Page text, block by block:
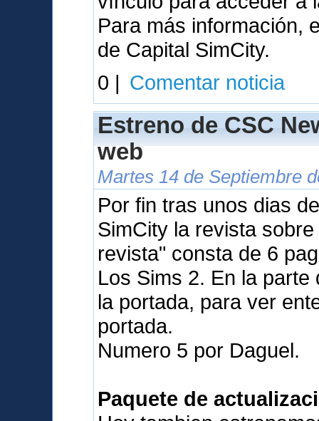
Para más información,
de Capital SimCity.
0 | Comentar noticia
Estreno de CSC
web
Martes 14 de Septiembre
Por fin tras unos dias
SimCity la revista
revista" consta de 6
Los Sims 2. En la
la portada, para ver
portada.
Numero 5 por Daguel.
Paquete de